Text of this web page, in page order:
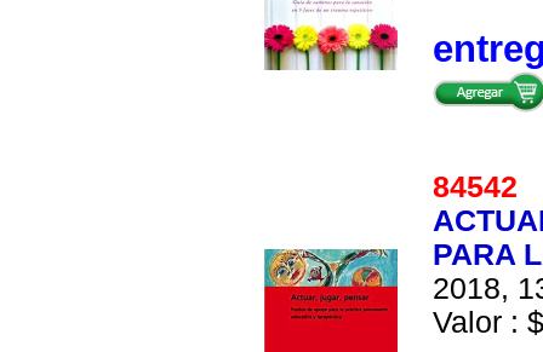
84542
PARA
2018,
Valor :